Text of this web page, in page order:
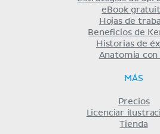
eBook
Hojas de
Beneficios de
Historias de
Anatomia con
MÁS
Precios
Licenciar
Tienda